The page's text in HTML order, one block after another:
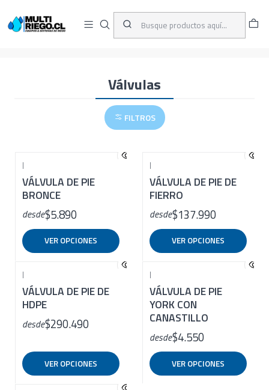
ENVÍOS A TODO CHILE
Válvulas
FILTROS
|
VÁLVULA DE PIE
BRONCE
desde$5.890
VER OPCIONES
|
VÁLVULA DE PIE DE
FIERRO
desde$137.990
VER OPCIONES
|
VÁLVULA DE PIE DE
HDPE
desde$290.490
VER OPCIONES
|
VÁLVULA DE PIE
YORK CON
CANASTILLO
desde$4.550
VER OPCIONES